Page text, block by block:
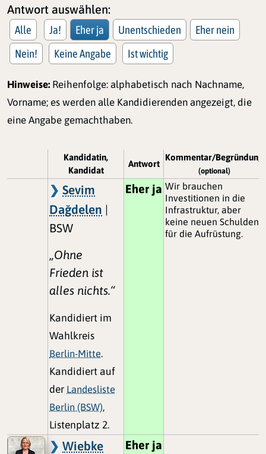
Antwort auswählen:
Alle Ja! Eher ja Unentschieden
Eher nein
Nein!
Keine Angabe Ist wichtig
Hinweise: Reihenfolge: alphabetisch nach Nachname,
Vorname; es werden alle Kandidierenden angezeigt, die
eine Angabe gemachthaben.
Kandidatin,
Kandidat
Antwort
Kommentar/Begründung
(optional)
Sevim
Dağdelen |
BSW
„Ohne
Frieden ist
alles nichts.“
Kandidiert im
Wahlkreis
Berlin-Mitte.
Kandidiert auf
der Landesliste
Berlin (BSW),
Listenplatz 2.
Eher ja Wir brauchen
Investitionen in die
Infrastruktur, aber
keine neuen Schulden
für die Aufrüstung.
Wiebke Eher ja